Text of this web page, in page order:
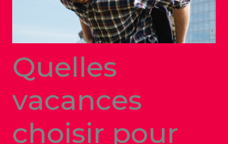
Quelles
vacances
choisir pour